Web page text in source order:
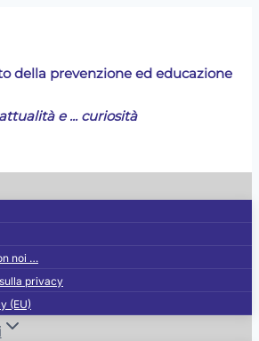
della prevenzione ed educazione
e ... curiosità
noi …
privacy
(EU)